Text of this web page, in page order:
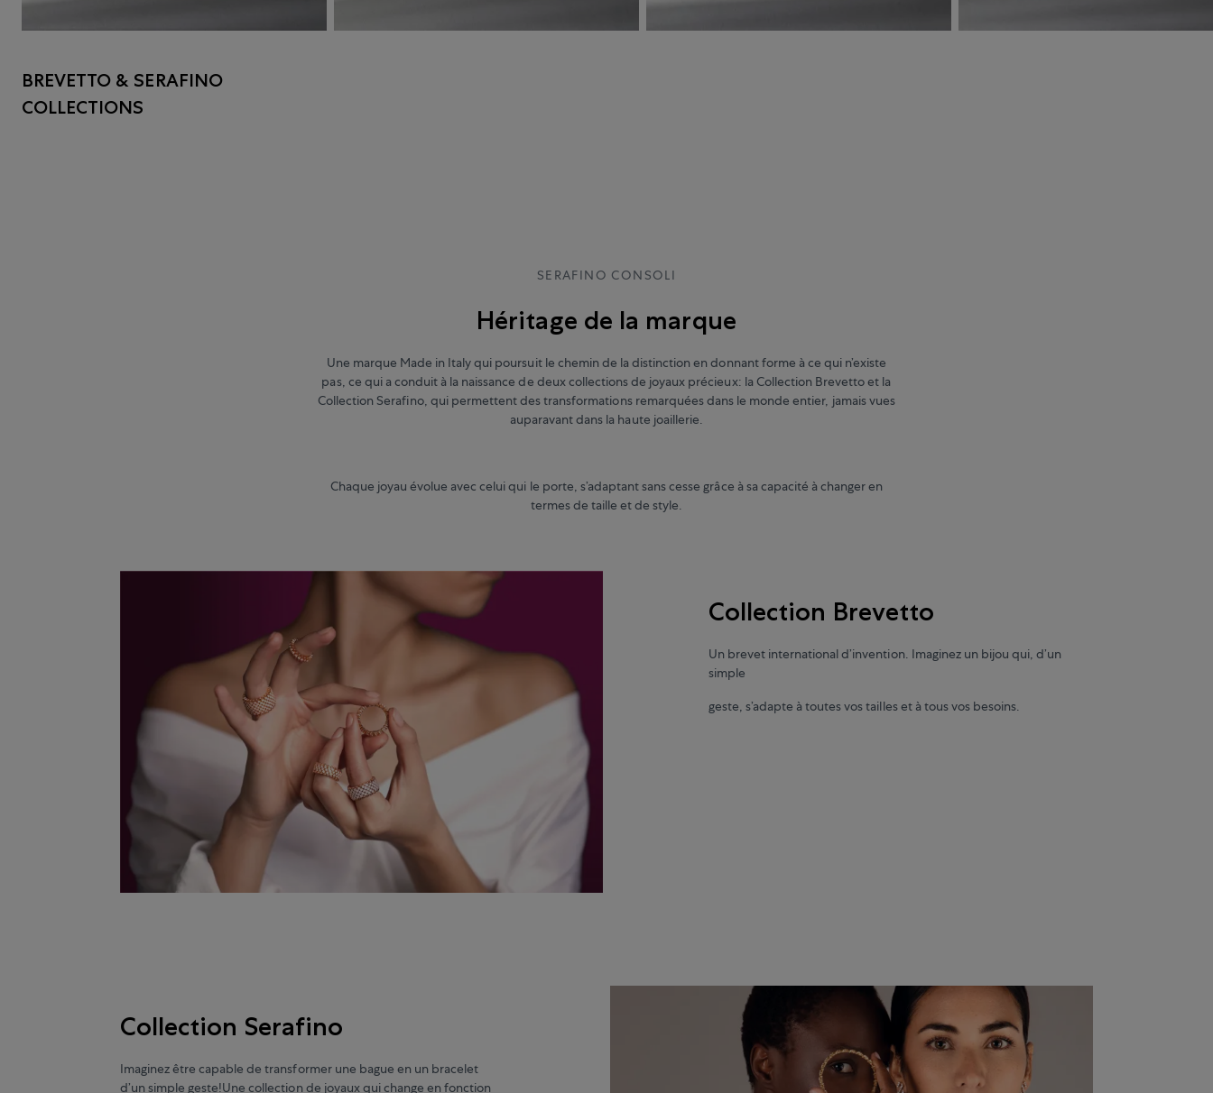
BREVETTO & SERAFINO
COLLECTIONS
SERAFINO CONSOLI
Héritage de la marque
Une marque Made in Italy qui poursuit le chemin de la distinction en donnant forme à ce qui n’existe
pas, ce qui a conduit à la naissance de deux collections de joyaux précieux: la Collection Brevetto et la
Collection Serafino, qui permettent des transformations remarquées dans le monde entier, jamais vues
auparavant dans la haute joaillerie.
Chaque joyau évolue avec celui qui le porte, s’adaptant sans cesse grâce à sa capacité à changer en
termes de taille et de style.
Collection Brevetto
Un brevet international d’invention. Imaginez un bijou qui, d’un
simple
geste, s’adapte à toutes vos tailles et à tous vos besoins.
Collection Serafino
Imaginez être capable de transformer une bague en un bracelet
d’un simple geste!Une collection de joyaux qui change en fonction